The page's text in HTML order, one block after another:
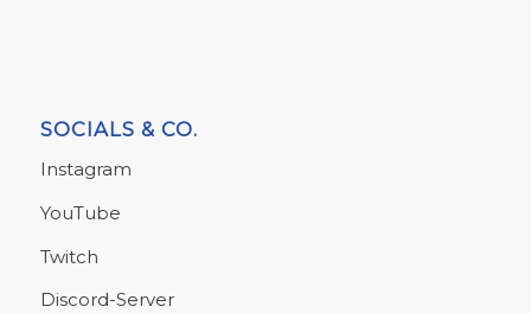
SOCIALS & CO.
Instagram
YouTube
Twitch
Discord-Server